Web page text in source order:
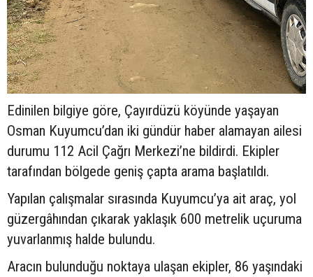
Edinilen bilgiye göre, Çayırdüzü köyünde yaşayan
Osman Kuyumcu’dan iki gündür haber alamayan ailesi
durumu 112 Acil Çağrı Merkezi’ne bildirdi. Ekipler
tarafından bölgede geniş çapta arama başlatıldı.
Yapılan çalışmalar sırasında Kuyumcu’ya ait araç, yol
güzergâhından çıkarak yaklaşık 600 metrelik uçuruma
yuvarlanmış halde bulundu.
Aracın bulunduğu noktaya ulaşan ekipler, 86 yaşındaki